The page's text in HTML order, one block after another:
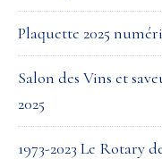
Plaquette 2025
Salon des Vins et
2025
1973-2023 Le Rotary